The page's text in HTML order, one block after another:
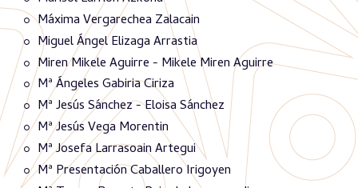
Máxima Vergarechea Zalacain
Miguel Ángel Elizaga Arrastia
Miren Mikele Aguirre - Mikele Miren Aguirre
Mª Ángeles Gabiria Ciriza
Mª Jesús Sánchez - Eloisa Sánchez
Mª Jesús Vega Morentin
Mª Josefa Larrasoain Artegui
Mª Presentación Caballero Irigoyen